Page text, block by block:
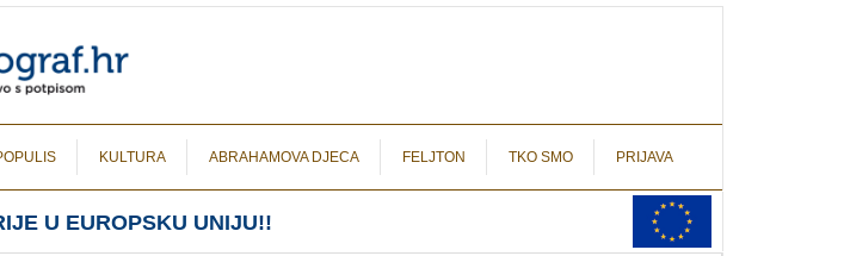
KULTURA ABRAHAMOVA DJECA FELJTON TKO SMO PRIJAVA
U EUROPSKU UNIJU!!